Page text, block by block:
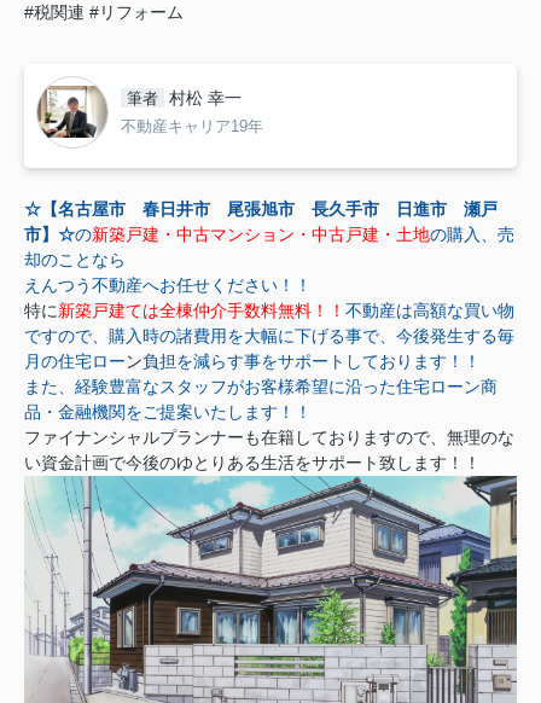
#税関連 #リフォーム
筆者 村松 幸一
不動産キャリア19年
☆【名古屋市 春日井市 尾張旭市 長久手市 日進市 瀬戸
市】☆の新築戸建・中古マンション・中古戸建・土地の購入、売
却のことなら
えんつう不動産へお任せください！！
特に新築戸建ては全棟仲介手数料無料！！ 不動産は高額な買い物
ですので、購入時の諸費用を大幅に下げる事で、今後発生する毎
月の住宅ローン負担を減らす事をサポートしております！！
また、経験豊富なスタッフがお客様希望に沿った住宅ローン商
品・金融機関をご提案いたします！！
ファイナンシャルプランナーも在籍しておりますので、無理のな
い資金計画で今後のゆとりある生活をサポート致します！！